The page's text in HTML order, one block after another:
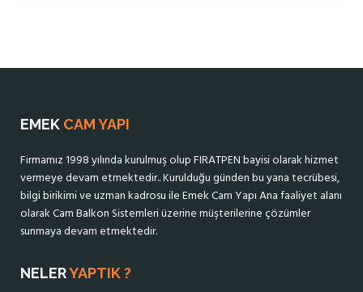
EMEK CAM YAPI
Firmamız 1998 yılında kurulmuş olup FIRATPEN bayisi olarak hizmet
vermeye devam etmektedir.. Kurulduğu günden bu yana tecrübesi,
bilgi birikimi ve uzman kadrosu ile Emek Cam Yapı Ana faaliyet alanı
olarak Cam Balkon Sistemleri üzerine müşterilerine çözümler
sunmaya devam etmektedir.
NELERYAPTIK ?